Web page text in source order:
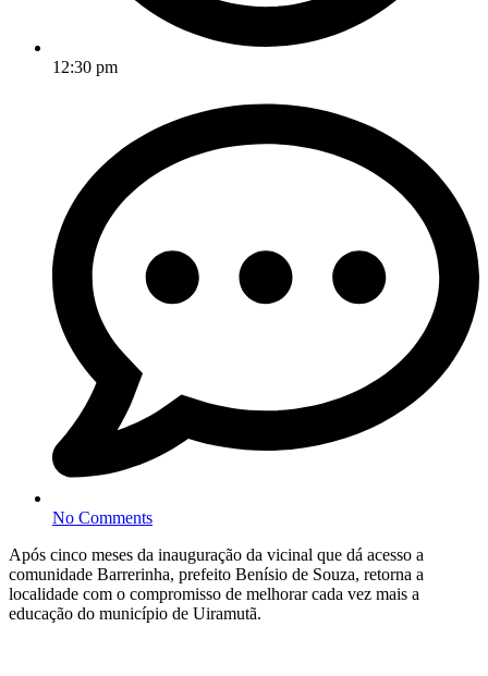
12:30 pm
No Comments
Após cinco meses da inauguração da vicinal que dá acesso a
comunidade Barrerinha, prefeito Benísio de Souza, retorna a
localidade com o compromisso de melhorar cada vez mais a
educação do município de Uiramutã.